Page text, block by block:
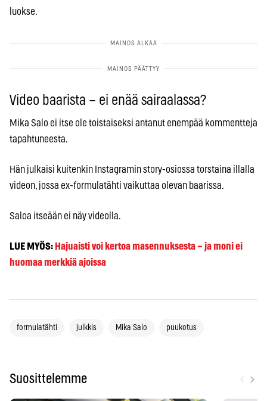
luokse.
Video baarista – ei enää sairaalassa?
Mika Salo ei itse ole toistaiseksi antanut enempää kommentteja
tapahtuneesta.
Hän julkaisi kuitenkin Instagramin story-osiossa torstaina illalla
videon, jossa ex-formulatähti vaikuttaa olevan baarissa.
Saloa itseään ei näy videolla.
LUE MYÖS: Hajuaisti voi kertoa masennuksesta – ja moni ei
huomaa merkkiä ajoissa
formulatähti julkkis Mika Salo puukotus
Suosittelemme ›